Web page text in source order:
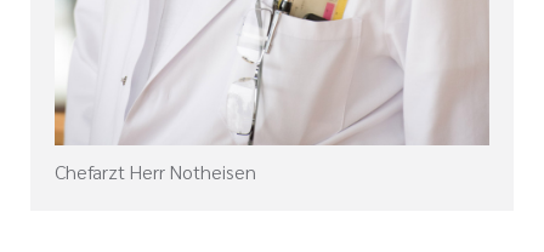
Chefarzt Herr Notheisen